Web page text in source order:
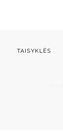
TAISYKLĖS